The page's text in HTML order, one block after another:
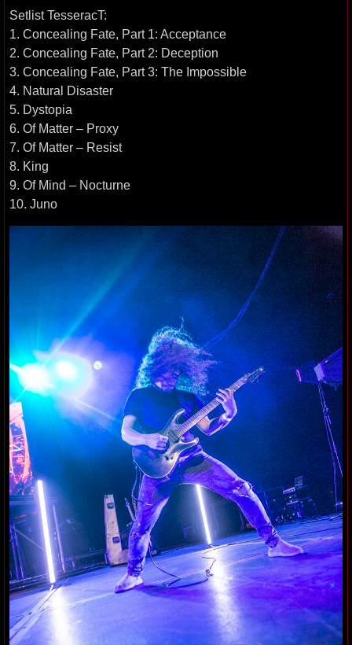
Setlist TesseracT:
1. Concealing Fate, Part 1: Acceptance
2. Concealing Fate, Part 2: Deception
3. Concealing Fate, Part 3: The Impossible
4. Natural Disaster
5. Dystopia
6. Of Matter – Proxy
7. Of Matter – Resist
8. King
9. Of Mind – Nocturne
10. Juno